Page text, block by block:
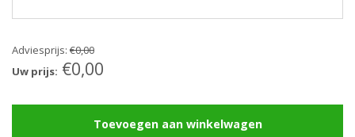
Adviesprijs: €0,00
Uw prijs: €0,00
Toevoegen aan winkelwagen